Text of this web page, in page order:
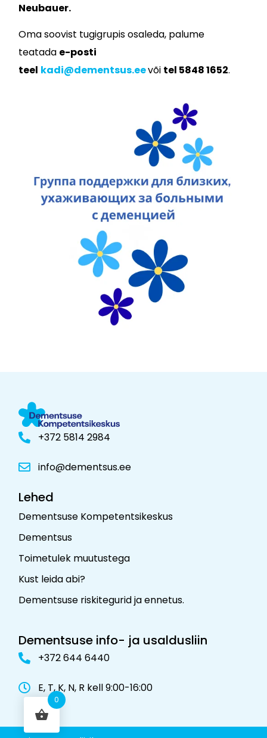
Neubauer.
Oma soovist tugigrupis osaleda, palume
teatada e-posti
teel kadi@dementsus.eevõi tel 5848 1652.
+372 5814 2984
info@dementsus.ee
Lehed
Dementsuse Kompetentsikeskus
Dementsus
Toimetulek muutustega
Kust leida abi?
Dementsuse riskitegurid ja ennetus.
Dementsuse info- ja usaldusliin
+372 644 6440
E, T, K, N, R kell 9:00-16:00
0